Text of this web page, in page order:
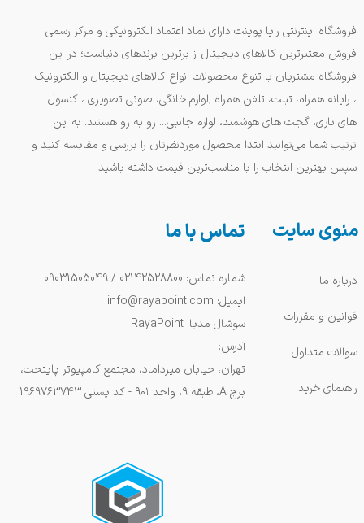
منوی سایت
درباره ما
قوانین و مقررات
سوالات متداول
راهنمای خرید
فروشگاه اینترنتی رایا پوینت دارای نماد اعتماد الکترونیکی و مرکز رسمی
فروش معتبرترین کالاهای دیجیتال از برترین برندهای دنیاست؛ در این
فروشگاه مشتریان با تنوع محصولات انواع کالاهای دیجیتال و الکترونیک
، رایانه همراه، تبلت، تلفن همراه ,لوازم خانگی، صوتی تصویری ، کنسول
های بازی، گجت های هوشمند، لوازم جانبی... رو به رو هستند. به این
ترتیب شما می‌توانید ابتدا محصول موردنظرتان را بررسی و مقایسه کنید و
سپس بهترین انتخاب را با مناسب‌ترین قیمت داشته باشید.
تماس با ما
شماره تماس: 02142528800 / 09031505049
ایمیل: info@rayapoint.com
سوشال مدیا: RayaPoint
آدرس:
تهران، خیابان میرداماد، مجتمع کامپیوتر پایتخت،
برج A، طبقه ۹، واحد ۹۰۱ - کد پستی 1969763743